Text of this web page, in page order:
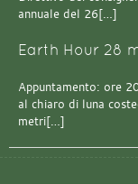
annuale del 26[…]
Earth Hour 28
Appuntamento: ore
al chiaro di luna
metri[…]